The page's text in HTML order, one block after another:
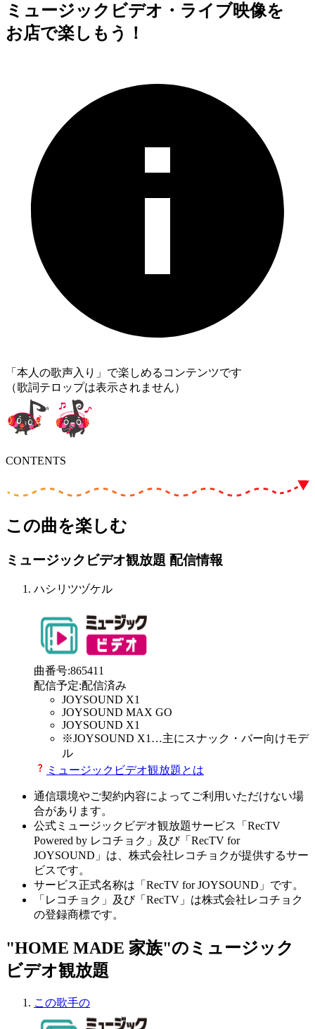
ミュージックビデオ・ライブ映像を
お店で楽しもう！
「本人の歌声入り」で楽しめるコンテンツです
（歌詞テロップは表示されません）
CONTENTS
この曲を楽しむ
ミュージックビデオ観放題 配信情報
ハシリツヅケル
曲番号:865411
配信予定:配信済み
JOYSOUND X1
JOYSOUND MAX GO
JOYSOUND X1
※JOYSOUND X1 …主にスナック・バー向けモデ
ル
ミュージックビデオ観放題とは
通信環境やご契約内容によってご利用いただけない場
合があります。
公式ミュージックビデオ観放題サービス「RecTV
Powered by レコチョク」及び「RecTV for
JOYSOUND」は、株式会社レコチョクが提供するサー
ビスです。
サービス正式名称は「RecTV for JOYSOUND」です。
「レコチョク」及び「RecTV」は株式会社レコチョク
の登録商標です。
"HOME MADE 家族"のミュージック
ビデオ観放題
この歌手の